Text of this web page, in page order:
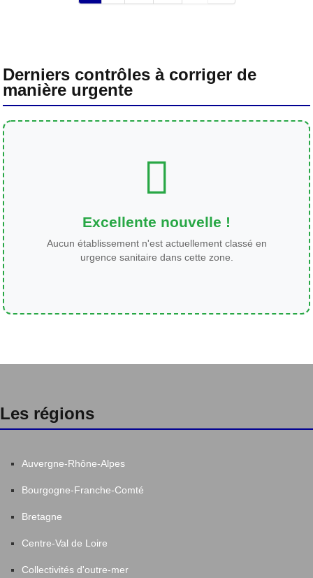
Derniers contrôles à corriger de
manière urgente
Excellente nouvelle !
Aucun établissement n'est actuellement classé en
urgence sanitaire dans cette zone.
Les régions
Auvergne-Rhône-Alpes
Bourgogne-Franche-Comté
Bretagne
Centre-Val de Loire
Collectivités d'outre-mer